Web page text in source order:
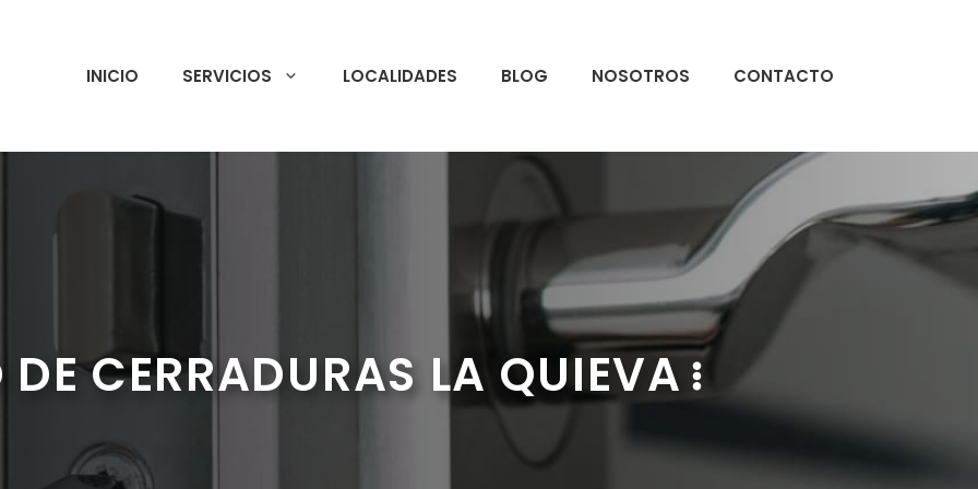
INICIO SERVICIOS LOCALIDADES BLOG NOSOTROS CONTACTO
CERRADURAS LA QUIEVA